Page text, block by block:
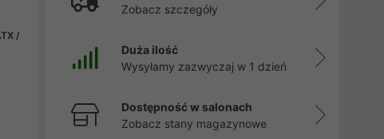
/
Zobacz szczegóły
Duża ilość
Wysyłamy zazwyczaj w 1 dzień
Dostępność w salonach
Zobacz stany magazynowe